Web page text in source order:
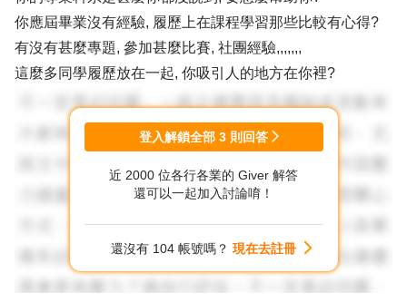
你應屆畢業沒有經驗, 履歷上在課程學習那些比較有心得?
有沒有甚麼專題, 參加甚麼比賽, 社團經驗,,,,,,,
這麼多同學履歷放在一起, 你吸引人的地方在你裡?
登入解鎖全部 3 則回答
近 2000 位各行各業的 Giver 解答
還可以一起加入討論唷！
還沒有 104 帳號嗎？ 現在去註冊